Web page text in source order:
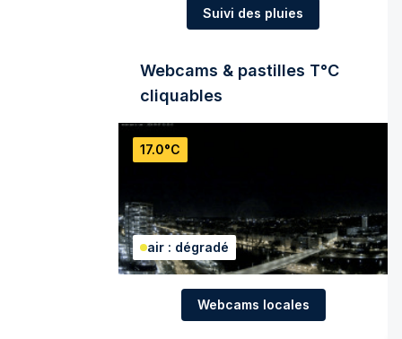
Suivi des pluies
Webcams & pastilles T°C
cliquables
17.0°C
air : dégradé
Webcams locales